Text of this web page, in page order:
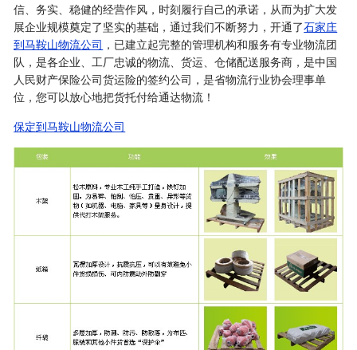
信、务实、稳健的经营作风，时刻履行自己的承诺，从而为扩大发
展企业规模奠定了坚实的基础，通过我们不断努力，开通了石家庄
到马鞍山物流公司 ，已建立起完整的管理机构和服务有专业物流团
队，是各企业、工厂忠诚的物流、货运、仓储配送服务商，是中国
人民财产保险公司货运险的签约公司，是省物流行业协会理事单
位，您可以放心地把货托付给通达物流！
保定到马鞍山物流公司